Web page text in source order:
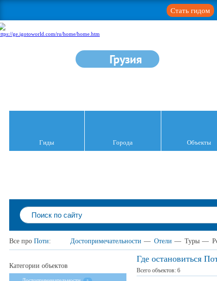
Стать гидом
Грузия
Гиды Города Объекты
Все про Поти: Достопримечательности — Отели — Туры —
Где остановиться
Всего объектов: 6
Категории объектов